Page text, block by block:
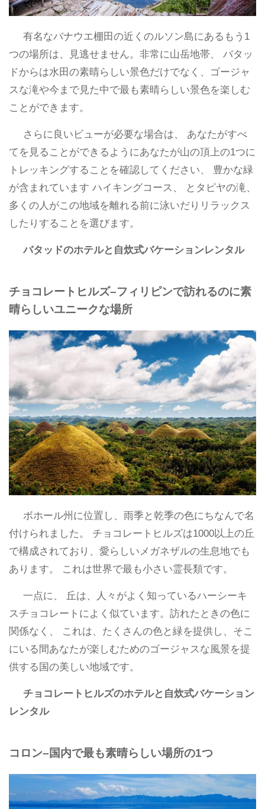
有名なバナウエ棚田の近くのルソン島にあるもう1
つの場所は、見逃せません。非常に山岳地帯、 バタッ
ドからは水田の素晴らしい景色だけでなく、ゴージャ
スな滝や今まで見た中で最も素晴らしい景色を楽しむ
ことができます。
さらに良いビューが必要な場合は、 あなたがすべ
てを見ることができるようにあなたが山の頂上の1つに
トレッキングすることを確認してください、 豊かな緑
が含まれています ハイキングコース、 とタピヤの滝、
多くの人がこの地域を離れる前に泳いだりリラックス
したりすることを選びます。
バタッドのホテルと自炊式バケーションレンタル
チョコレートヒルズ–フィリピンで訪れるのに素
晴らしいユニークな場所
ボホール州に位置し、雨季と乾季の色にちなんで名
付けられました。 チョコレートヒルズは1000以上の丘
で構成されており、愛らしいメガネザルの生息地でも
あります。 これは世界で最も小さい霊長類です。
一点に、 丘は、人々がよく知っているハーシーキ
スチョコレートによく似ています。訪れたときの色に
関係なく、 これは、たくさんの色と緑を提供し、そこ
にいる間あなたが楽しむためのゴージャスな風景を提
供する国の美しい地域です。
チョコレートヒルズのホテルと自炊式バケーション
レンタル
コロン–国内で最も素晴らしい場所の1つ